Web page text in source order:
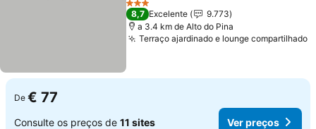
3 Estrelas
8,7 Excelente
9.773
a 3.4 km de Alto do Pina
Terraço ajardinado e lounge compartilhado
De € 77
Consulte os preços de 11 sites Ver preços